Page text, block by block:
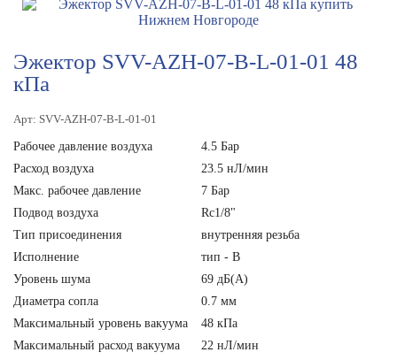
Эжектор SVV-AZH-07-B-L-01-01 48
кПа
Арт: SVV-AZH-07-B-L-01-01
Рабочее давление воздуха
4.5 Бар
Расход воздуха
23.5 нЛ/мин
Макс. рабочее давление
7 Бар
Подвод воздуха
Rc1/8"
Тип присоединения
внутренняя резьба
Исполнение
тип - B
Уровень шума
69 дБ(А)
Диаметра сопла
0.7 мм
Максимальный уровень вакуума
48 кПа
Максимальный расход вакуума
22 нЛ/мин